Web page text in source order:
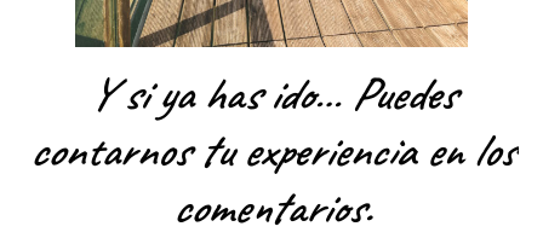
Y si ya has ido… Puedes
contarnos tu experiencia en los
comentarios.